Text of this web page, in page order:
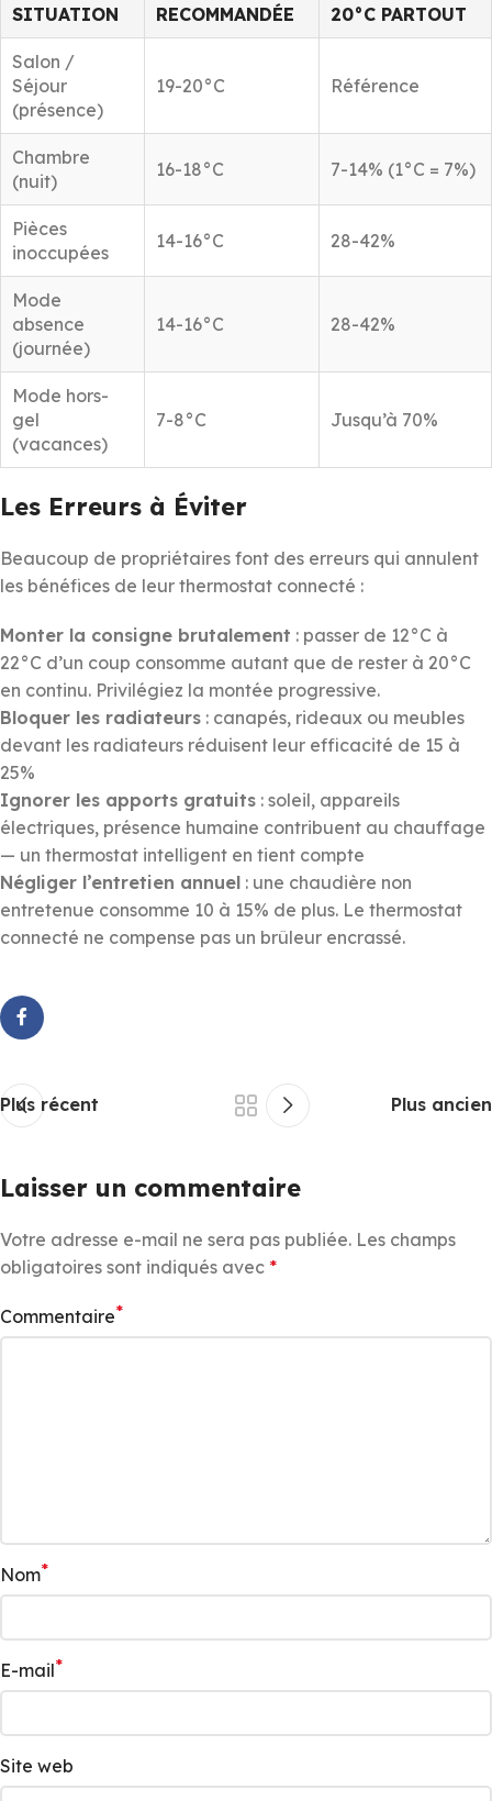
SITUATION
RECOMMANDÉE
20°C PARTOUT
Salon /
Séjour
(présence)
19-20°C Référence
Chambre
(nuit)
16-18°C 7-14% (1°C = 7%)
Pièces
inoccupées
14-16°C 28-42%
Mode
absence
(journée)
14-16°C 28-42%
Mode hors-
gel
(vacances)
7-8°C Jusqu’à 70%
Les Erreurs à Éviter
Beaucoup de propriétaires font des erreurs qui annulent
les bénéfices de leur thermostat connecté :
Monter la consigne brutalement : passer de 12°C à
22°C d’un coup consomme autant que de rester à 20°C
en continu. Privilégiez la montée progressive.
Bloquer les radiateurs : canapés, rideaux ou meubles
devant les radiateurs réduisent leur efficacité de 15 à
25%
Ignorer les apports gratuits : soleil, appareils
électriques, présence humaine contribuent au chauffage
— un thermostat intelligent en tient compte
Négliger l’entretien annuel : une chaudière non
entretenue consomme 10 à 15% de plus. Le thermostat
connecté ne compense pas un brûleur encrassé.
Plus récent Plus ancien
Laisser un commentaire
Votre adresse e-mail ne sera pas publiée. Les champs
obligatoires sont indiqués avec *
Commentaire*
Nom*
E-mail*
Site web